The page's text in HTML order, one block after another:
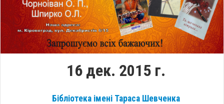
16 дек. 2015 г.
Бібліотека імені Тараса Шевченка